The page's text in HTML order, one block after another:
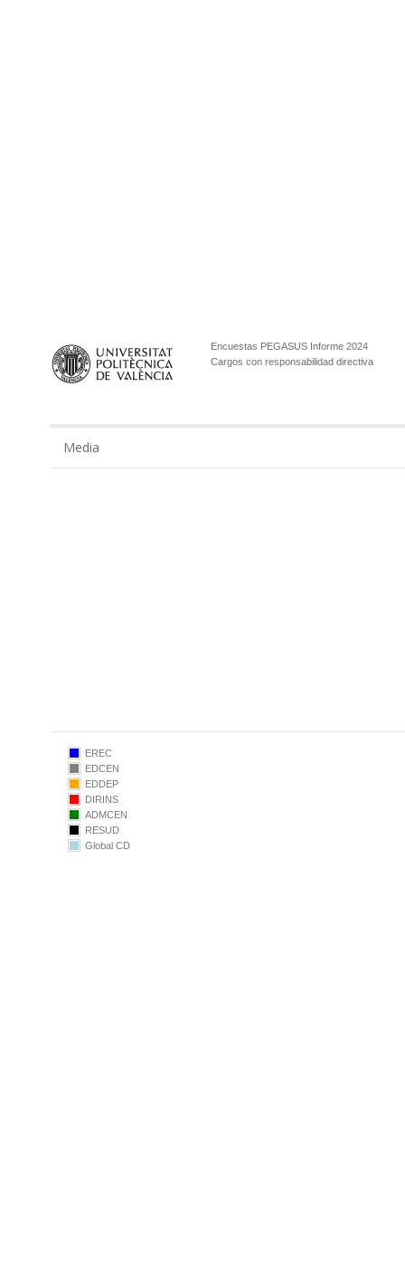
Encuestas PEGASUS Informe 2024
Cargos con responsabilidad directiva
Media
EREC
EDCEN
EDDEP
DIRINS
ADMCEN
RESUD
Global CD